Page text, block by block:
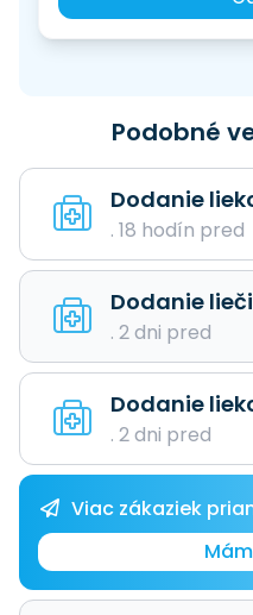
Podobné
Dodanie
. 18 hodín pred
Dodanie
. 2 dni pred
Dodanie
. 2 dni pred
Viac zákaziek